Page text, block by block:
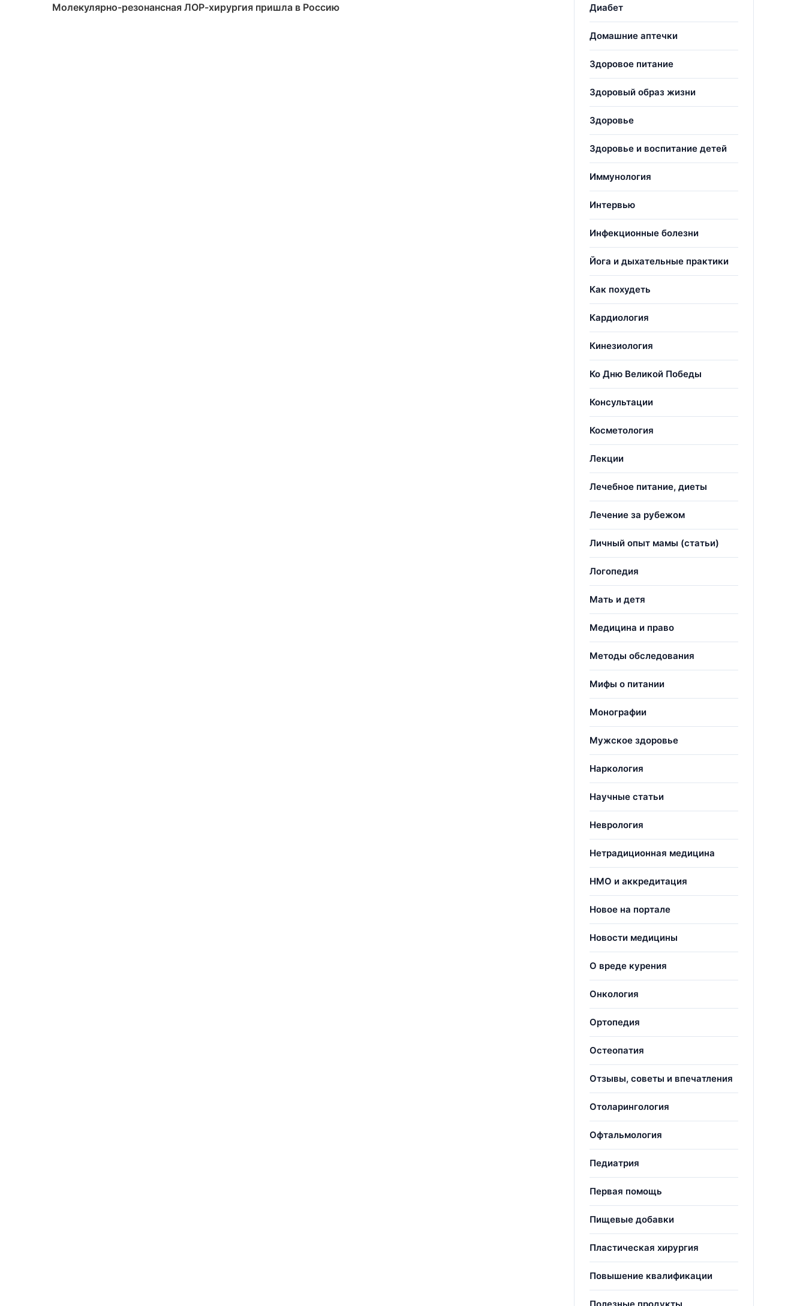
Молекулярно-резонансная ЛОР-хирургия пришла в Россию
Диабет
Домашние аптечки
Здоровое питание
Здоровый образ жизни
Здоровье
Здоровье и воспитание детей
Иммунология
Интервью
Инфекционные болезни
Йога и дыхательные практики
Как похудеть
Кардиология
Кинезиология
Ко Дню Великой Победы
Консультации
Косметология
Лекции
Лечебное питание, диеты
Лечение за рубежом
Личный опыт мамы (статьи)
Логопедия
Мать и детя
Медицина и право
Методы обследования
Мифы о питании
Монографии
Мужское здоровье
Наркология
Научные статьи
Неврология
Нетрадиционная медицина
НМО и аккредитация
Новое на портале
Новости медицины
О вреде курения
Онкология
Ортопедия
Остеопатия
Отзывы, советы и впечатления
Отоларингология
Офтальмология
Педиатрия
Первая помощь
Пищевые добавки
Пластическая хирургия
Повышение квалификации